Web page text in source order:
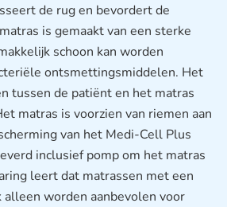
de rug en bevordert de
is gemaakt van een sterke
schoon kan worden
ontsmettingsmiddelen. Het
tussen de patiënt en het matras
matras is voorzien van riemen aan
van het Medi-Cell Plus
inclusief pomp om het matras
leert dat matrassen met een
worden aanbevolen voor